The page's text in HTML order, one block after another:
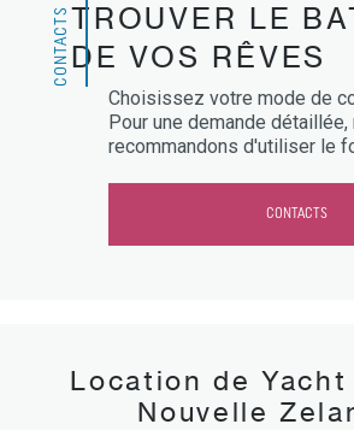
CONTACTSTROUVER LE
DE VOS RÊVES
Choisissez votre mode de
Pour une demande
recommandons d'utiliser le
CONTACTS
Location de Yacht
Nouvelle